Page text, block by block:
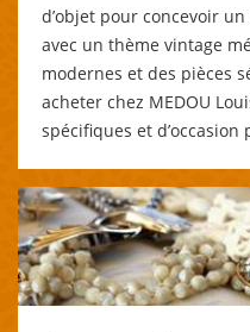
d’objet pour concevoir
avec un thème vintage
modernes et des pièces
acheter chez MEDOU
spécifiques et